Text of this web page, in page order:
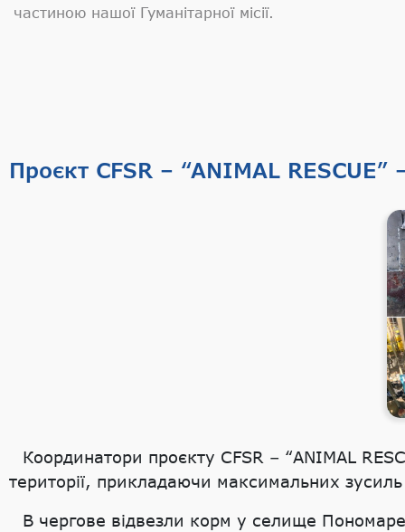
частиною нашої Гуманітарної місії.
Проєкт CFSR – “ANIMAL
Координатори проєкту CFSR – “ANIMAL
території, прикладаючи максимальних
В чергове відвезли корм у селище